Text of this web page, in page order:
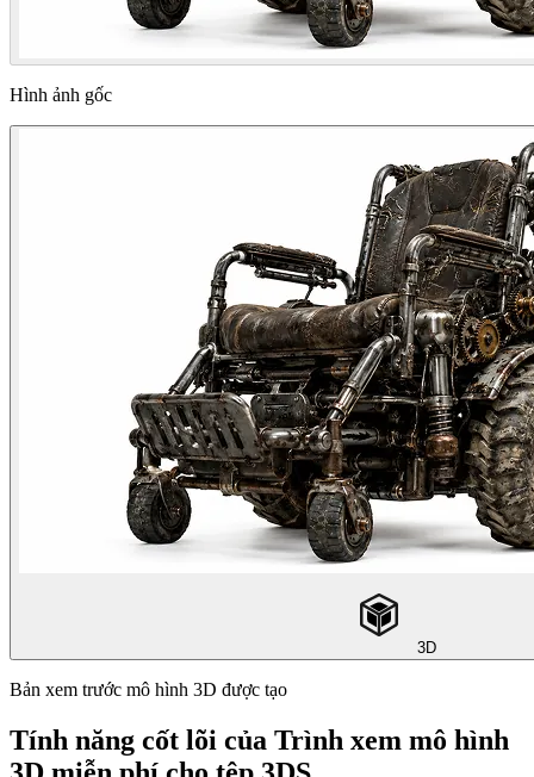
Hình ảnh gốc
3D
Bản xem trước mô hình 3D được tạo
Tính năng cốt lõi của Trình xem mô hình